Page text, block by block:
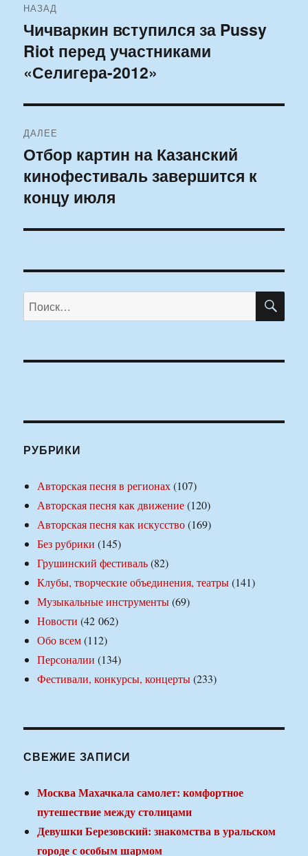
по
записям
НАЗАД
Предыдущая
запись:
Чичваркин вступился за Pussy
Riot перед участниками
«Селигера-2012»
ДАЛЕЕ
Следующая
запись:
Отбор картин на Казанский
кинофестиваль завершится к
концу июля
Искать:
РУБРИКИ
Авторская песня в регионах(107)
Авторская песня как движение(120)
Авторская песня как искусство(169)
Без рубрики (145)
Грушинский фестиваль(82)
Клубы, творческие объединения, театры(141)
Музыкальные инструменты(69)
Новости (42 062)
Обо всем(112)
Персоналии (134)
Фестивали, конкурсы, концерты(233)
СВЕЖИЕ ЗАПИСИ
Москва Махачкала самолет: комфортное
путешествие между столицами
Девушки Березовский: знакомства в уральском
городе с особым шармом